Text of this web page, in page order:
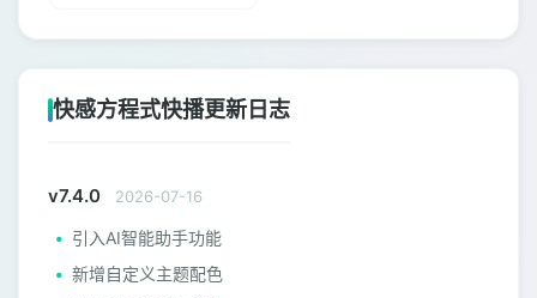
快感方程式快播更新日志
v7.4.0 2026-07-16
引入AI智能助手功能
新增自定义主题配色